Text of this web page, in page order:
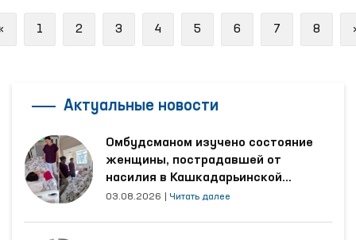
Ташкенте.
Previous
1 2 3 4 5 6 7 8
Актуальные новости
Омбудсманом изучено состояние
женщины, пострадавшей от
насилия в Кашкадарьинской
области
03.08.2026 Читать далее